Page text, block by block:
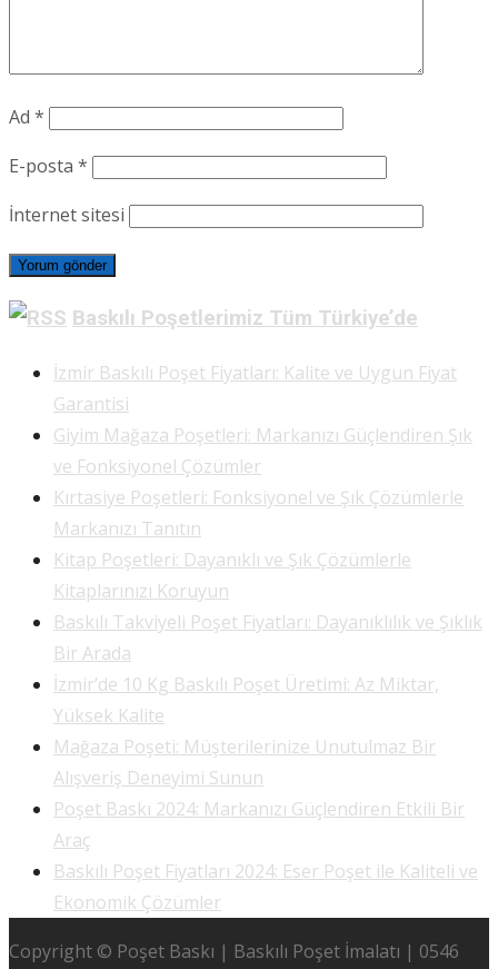
Ad *
E-posta *
İnternet sitesi
Baskılı Poşetlerimiz Tüm Türkiye’de
İzmir Baskılı Poşet Fiyatları: Kalite ve Uygun Fiyat
Garantisi
Giyim Mağaza Poşetleri: Markanızı Güçlendiren Şık
ve Fonksiyonel Çözümler
Kırtasiye Poşetleri: Fonksiyonel ve Şık Çözümlerle
Markanızı Tanıtın
Kitap Poşetleri: Dayanıklı ve Şık Çözümlerle
Kitaplarınızı Koruyun
Baskılı Takviyeli Poşet Fiyatları: Dayanıklılık ve Şıklık
Bir Arada
İzmir’de 10 Kg Baskılı Poşet Üretimi: Az Miktar,
Yüksek Kalite
Mağaza Poşeti: Müşterilerinize Unutulmaz Bir
Alışveriş Deneyimi Sunun
Poşet Baskı 2024: Markanızı Güçlendiren Etkili Bir
Araç
Baskılı Poşet Fiyatları 2024: Eser Poşet ile Kaliteli ve
Ekonomik Çözümler
Copyright © Poşet Baskı | Baskılı Poşet İmalatı | 0546